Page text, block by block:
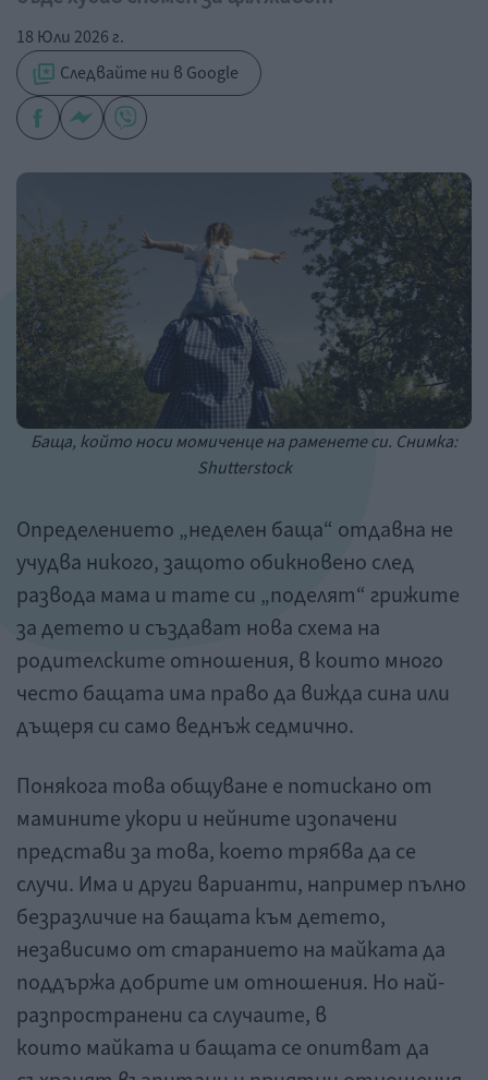
18 Юли 2026 г.
Следвайте ни в Google
Баща, който носи момиченце на раменете си. Снимка:
Shutterstock
Определението „неделен баща“ отдавна не
учудва никого, защото обикновено след
развода мама и тате си „поделят“ грижите
за детето и създават нова схема на
родителските отношения, в които много
често бащата има право да вижда сина или
дъщеря си само веднъж седмично.
Понякога това общуване е потискано от
мамините укори и нейните изопачени
представи за това, което трябва да се
случи. Има и други варианти, например пълно
безразличие на бащата към детето,
независимо от старанието на майката да
поддържа добрите им отношения. Но най-
разпространени са случаите, в
които майката и бащата се опитват да